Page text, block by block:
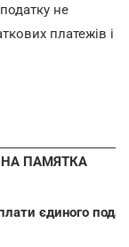
не
платежів і
ПАМЯТКА
єдиного